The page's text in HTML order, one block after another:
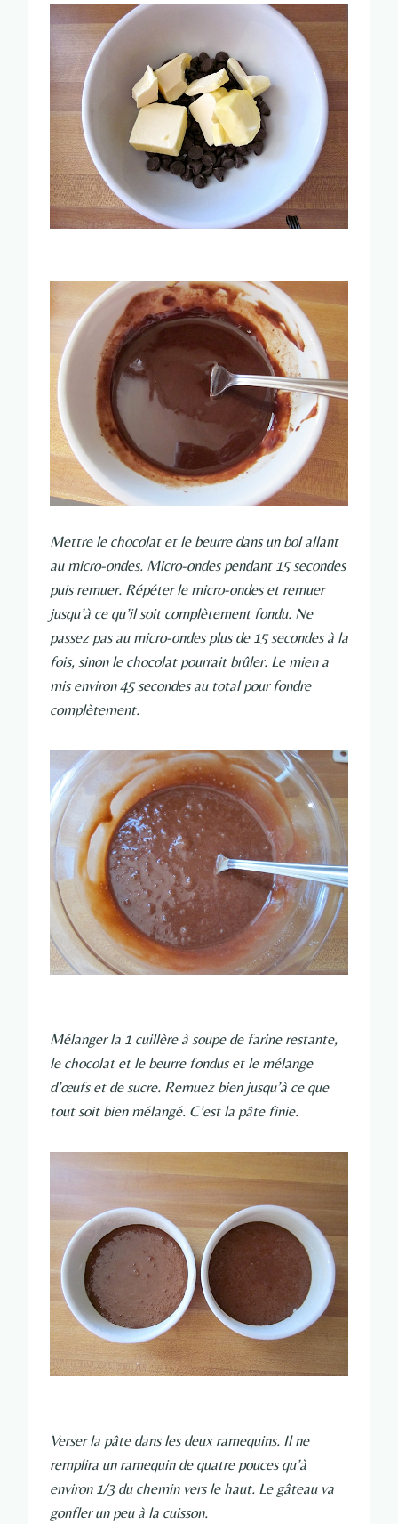
Mettre le chocolat et le beurre dans un bol allant
au micro-ondes. Micro-ondes pendant 15 secondes
puis remuer. Répéter le micro-ondes et remuer
jusqu’à ce qu’il soit complètement fondu. Ne
passez pas au micro-ondes plus de 15 secondes à la
fois, sinon le chocolat pourrait brûler. Le mien a
mis environ 45 secondes au total pour fondre
complètement.
Mélanger la 1 cuillère à soupe de farine restante,
le chocolat et le beurre fondus et le mélange
d’œufs et de sucre. Remuez bien jusqu’à ce que
tout soit bien mélangé. C’est la pâte finie.
Verser la pâte dans les deux ramequins. Il ne
remplira un ramequin de quatre pouces qu’à
environ 1/3 du chemin vers le haut. Le gâteau va
gonfler un peu à la cuisson.